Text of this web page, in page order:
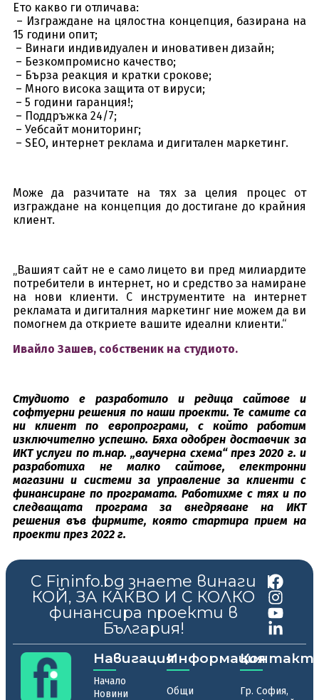
Ето какво ги отличава:
– Изграждане на цялостна концепция, базирана на
15 години опит;
– Винаги индивидуален и иновативен дизайн;
– Безкомпромисно качество;
– Бърза реакция и кратки срокове;
– Много висока защита от вируси;
– 5 години гаранция!;
– Поддръжка 24/7;
– Уебсайт мониторинг;
– SEO, интернет реклама и дигитален маркетинг.
Може да разчитате на тях за целия процес от
изграждане на концепция до достигане до крайния
клиент.
„Вашият сайт не е само лицето ви пред милиардите
потребители в интернет, но и средство за намиране
на нови клиенти. С инструментите на интернет
рекламата и дигиталния маркетинг ние можем да ви
помогнем да откриете вашите идеални клиенти.“
Ивайло Зашев, собственик на студиото.
Студиото е разработило и редица сайтове и
софтуерни решения по наши проекти. Те самите са
ни клиент по европрограми, с който работим
изключително успешно. Бяха одобрен доставчик за
ИКТ услуги по т.нар. „ваучерна схема“ през 2020 г. и
разработиха не малко сайтове, електронни
магазини и системи за управление за клиенти с
финансиране по програмата. Работихме с тях и по
следващата програма за внедряване на ИКТ
решения във фирмите, която стартира прием на
проекти през 2022 г.
С Fininfo.bg знаете винаги
КОЙ, ЗА КАКВО И С КОЛКО
финансира проекти в
България!
|
Навигация
Начало
Новини
Информация
Общи
Гр. София,